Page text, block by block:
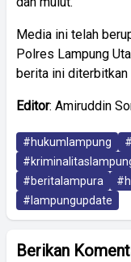
Media ini telah
Polres Lampung
berita ini diterbitkan
Editor: Amiruddin
#hukumlampung
#beritalampura
#lampungupdate
Berikan